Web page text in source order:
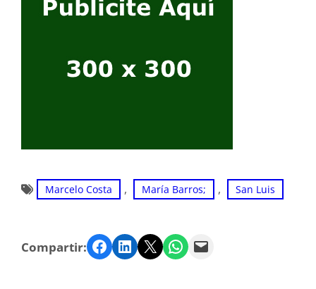
Marcelo Costa , María Barros; , San Luis
Compartir: Facebook LinkedIn Twitter WhatsApp Email